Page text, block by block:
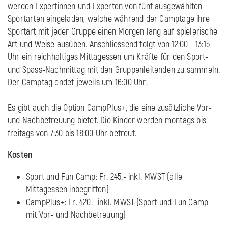
werden Expertinnen und Experten von fünf ausgewählten
Sportarten eingeladen, welche während der Camptage ihre
Sportart mit jeder Gruppe einen Morgen lang auf spielerische
Art und Weise ausüben. Anschliessend folgt von 12:00 - 13:15
Uhr ein reichhaltiges Mittagessen um Kräfte für den Sport-
und Spass-Nachmittag mit den Gruppenleitenden zu sammeln.
Der Camptag endet jeweils um 16:00 Uhr.
Es gibt auch die Option CampPlus+, die eine zusätzliche Vor-
und Nachbetreuung bietet. Die Kinder werden montags bis
freitags von 7:30 bis 18:00 Uhr betreut.
Kosten
Sport und Fun Camp: Fr. 245.- inkl. MWST (alle
Mittagessen inbegriffen)
CampPlus+: Fr. 420.- inkl. MWST (Sport und Fun Camp
mit Vor- und Nachbetreuung)